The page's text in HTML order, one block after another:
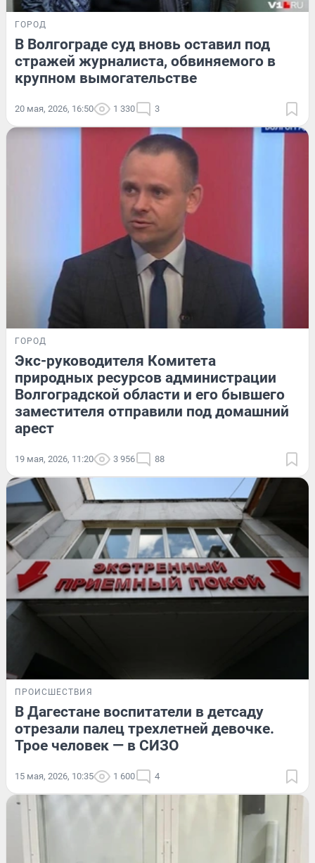
ГОРОД
В Волгограде суд вновь оставил под
стражей журналиста, обвиняемого в
крупном вымогательстве
20 мая, 2026, 16:50 1 330 3
ГОРОД
Экс-руководителя Комитета
природных ресурсов администрации
Волгоградской области и его бывшего
заместителя отправили под домашний
арест
19 мая, 2026, 11:20 3 956 88
ПРОИСШЕСТВИЯ
В Дагестане воспитатели в детсаду
отрезали палец трехлетней девочке.
Трое человек — в СИЗО
15 мая, 2026, 10:35 1 600 4